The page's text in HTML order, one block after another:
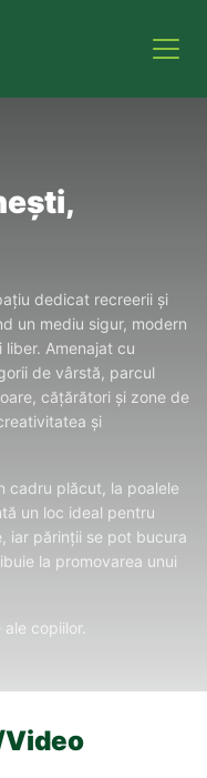
dedicat recreerii și
un mediu sigur, modern
Amenajat cu
de vârstă, parcul
cățărători și zone de
și
cadru plăcut, la poalele
un loc ideal pentru
iar părinții se pot bucura
la promovarea unui
copiilor.
Video